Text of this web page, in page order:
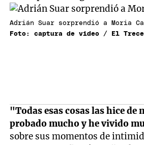
Adrián Suar sorprendió a Moria
Foto: captura de video / El
"Todas esas cosas las hice de
probado mucho y he vivido
sobre sus momentos de